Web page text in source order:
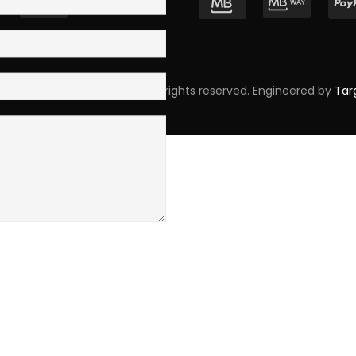
© 2023 Skpro, Lda. All rights reserved. Engineered by